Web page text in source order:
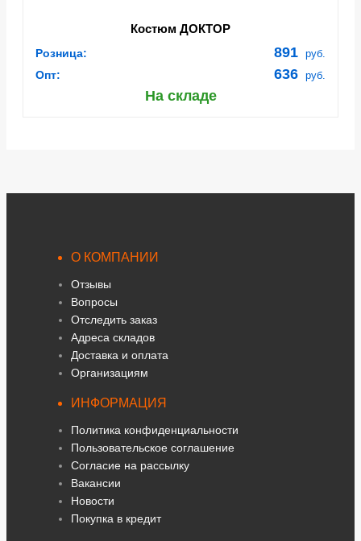
Костюм ДОКТОР
Розница: 891 руб.
Опт: 636 руб.
На складе
О КОМПАНИИ
Отзывы
Вопросы
Отследить заказ
Адреса складов
Доставка и оплата
Организациям
ИНФОРМАЦИЯ
Политика конфиденциальности
Пользовательское соглашение
Согласие на рассылку
Вакансии
Новости
Покупка в кредит